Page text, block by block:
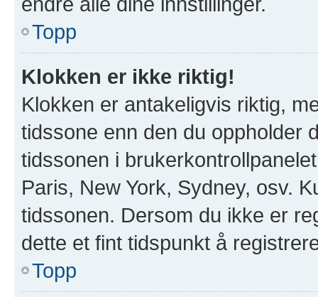
Topp
Klokken er ikke riktig!
Klokken er antakeligvis riktig,
tidssone enn den du oppholder
tidssonen i
Paris, New York, Sydney, osv.
tidssonen. Dersom du ikke er
dette et fint tidspunkt å
Topp